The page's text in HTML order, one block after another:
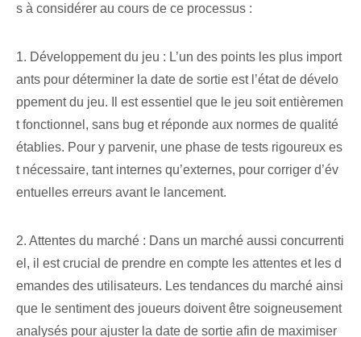
s à considérer au cours de ce processus :
1. Développement du jeu : L’un des points les plus import
ants pour déterminer la date de sortie est l’état de dévelo
ppement du jeu. Il est essentiel que le jeu soit entièremen
t fonctionnel, sans bug et réponde aux normes de qualité
établies. Pour y parvenir, une phase de tests rigoureux es
t nécessaire, tant internes qu’externes, pour corriger d’év
entuelles erreurs avant le lancement.
2. Attentes du marché : Dans un marché aussi concurrenti
el, il est crucial de prendre en compte les attentes et les d
emandes des utilisateurs. Les tendances du marché ainsi
que le sentiment des joueurs doivent être soigneusement
analysés pour ajuster la date de sortie afin de maximiser